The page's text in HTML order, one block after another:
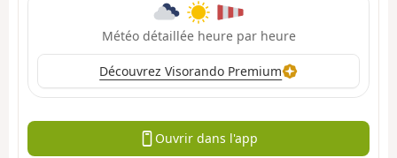
Météo détaillée heure par heure
Découvrez Visorando Premium
Ouvrir dans l'app